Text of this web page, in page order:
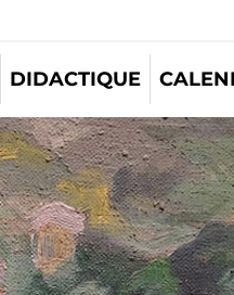
DIDACTIQUE